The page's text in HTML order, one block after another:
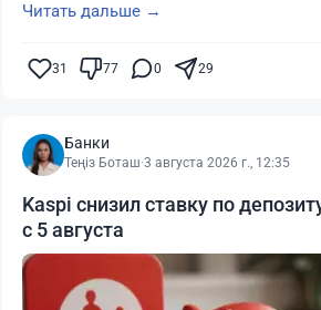
Читать дальше →
31 77 0 29
Банки
Теңіз Боташ·3 августа 2026 г., 12:35
Kaspi снизил ставку по
с 5 августа